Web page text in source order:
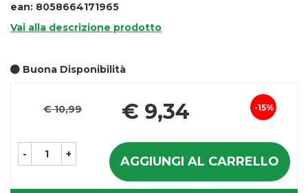
ean: 8058664171965
Vai alla descrizione prodotto
Buona Disponibilità
15%
€ 10,99 € 9,34
- + AGGIUNGI AL CARRELLO